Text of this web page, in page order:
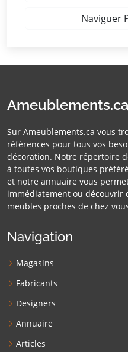
Naviguer
Ameublements.ca
Sur Ameublements.ca vous
références pour tous vos
décoration. Notre répertoire
à toutes vos boutiques
et notre annuaire vous
immédiatement ou découvrir
meubles proches de chez
Navigation
Magasins
Fabricants
Designers
Annuaire
Articles